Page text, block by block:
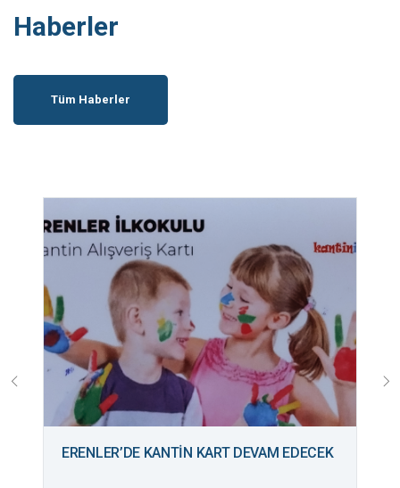
Haberler
Tüm Haberler
ERENLER’DE KANTİN KART DEVAM EDECEK